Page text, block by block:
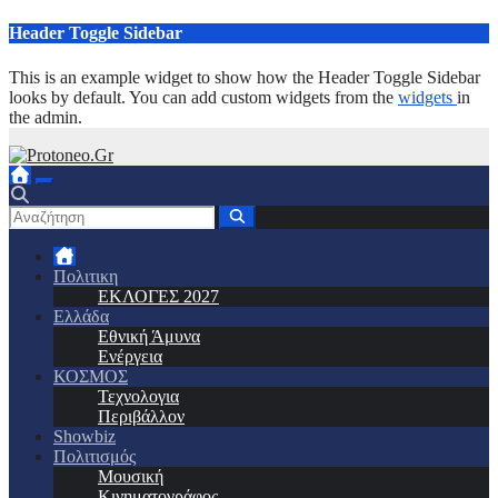
Μετάβαση
περιεχόμενο
Header Toggle Sidebar
This is an example widget to show how the Header Toggle Sidebar
looks by default. You can add custom widgets from the widgets in
the admin.
Πολιτικη
ΕΚΛΟΓΕΣ 2027
Ελλάδα
Εθνική Άμυνα
Ενέργεια
ΚΟΣΜΟΣ
Τεχνολογια
Περιβάλλον
Showbiz
Πολιτισμός
Μουσική